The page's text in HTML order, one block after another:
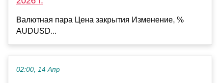
Валютная пара Цена закрытия Изменение, %
AUDUSD...
02:00, 14 Апр